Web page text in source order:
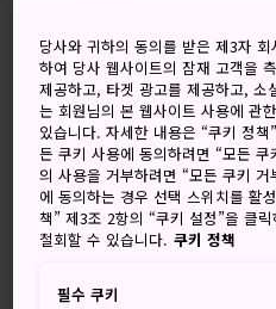
키워드 지도
시마네에서 가장
조용한 길을 따라 올라가다가
만 조용한 요메이지 사원의 부
인상적인 정문과 눈에 띄는 종
당사와 귀하의 동의를 받은 제3자
하여 당사 웹사이트의 잠재 고객을
제공하고, 타겟 광고를 제공하고, 소
는 회원님의 본 웹사이트 사용에 관
있습니다. 자세한 내용은 “쿠키 정
든 쿠키 사용에 동의하려면 “모든
의 사용을 거부하려면 “모든 쿠키
에 동의하는 경우 선택 스위치를 활
책” 제3조 2항의 “쿠키 설정”을 클
철회할 수 있습니다. 쿠키 정책
필수 쿠키